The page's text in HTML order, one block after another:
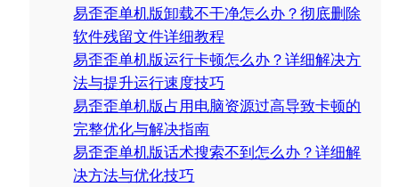
易歪歪单机版卸载不干净怎么办？彻底删除
软件残留文件详细教程
易歪歪单机版运行卡顿怎么办？详细解决方
法与提升运行速度技巧
易歪歪单机版占用电脑资源过高导致卡顿的
完整优化与解决指南
易歪歪单机版话术搜索不到怎么办？详细解
决方法与优化技巧